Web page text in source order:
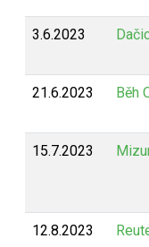
3.6.2023
21.6.2023 Běh
15.7.2023
12.8.2023